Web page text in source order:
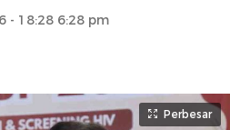
- 18:28 6:28 pm
Perbesar